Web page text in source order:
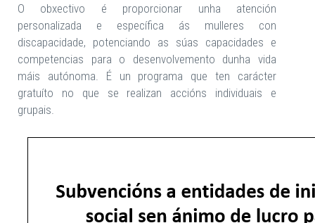
O obxectivo é proporcionar unha atención
personalizada e específica ás mulleres con
discapacidade, potenciando as súas capacidades e
competencias para o desenvolvemento dunha vida
máis autónoma. É un programa que ten carácter
gratuíto no que se realizan accións individuais e
grupais.